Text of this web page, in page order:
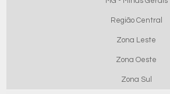
Região Central
Zona Leste
Zona Oeste
Zona Sul